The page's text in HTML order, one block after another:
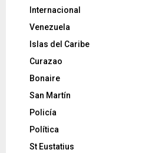
Internacional
Venezuela
Islas del Caribe
Curazao
Bonaire
San Martín
Policía
Política
St Eustatius